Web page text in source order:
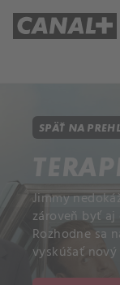
SPÄŤ NA
Jimmy
zároveň byť
Rozhodne sa
vyskúšať